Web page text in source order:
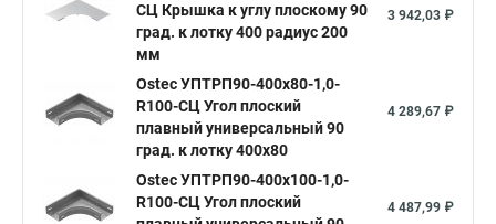
СЦ Крышка к углу плоскому 90
град. к лотку 400 радиус 200
мм
3 942,03 ₽
Ostec УПТРП90-400х80-1,0-
R100-СЦ Угол плоский
плавный универсальный 90
град. к лотку 400х80
4 289,67 ₽
Ostec УПТРП90-400х100-1,0-
R100-СЦ Угол плоский
4 487,99 ₽